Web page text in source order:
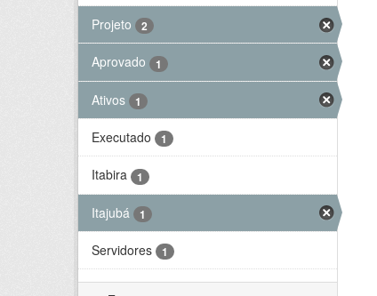
Projeto 2
Aprovado 1
Ativos 1
Executado 1
Itabira 1
Itajubá 1
Servidores 1